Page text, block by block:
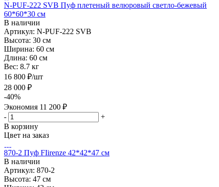
N-PUF-222 SVB Пуф плетеный велюровый светло-бежевый
60*60*30 см
В наличии
Артикул: N-PUF-222 SVB
Высота: 30 см
Ширина: 60 см
Длина: 60 см
Вес: 8.7 кг
16 800 ₽/шт
28 000 ₽
-40%
Экономия 11 200 ₽
-
+
В корзину
Цвет на заказ
870-2 Пуф FIirenze 42*42*47 см
В наличии
Артикул: 870-2
Высота: 47 см